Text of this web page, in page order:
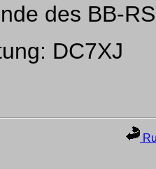
des BB-
DC7XJ